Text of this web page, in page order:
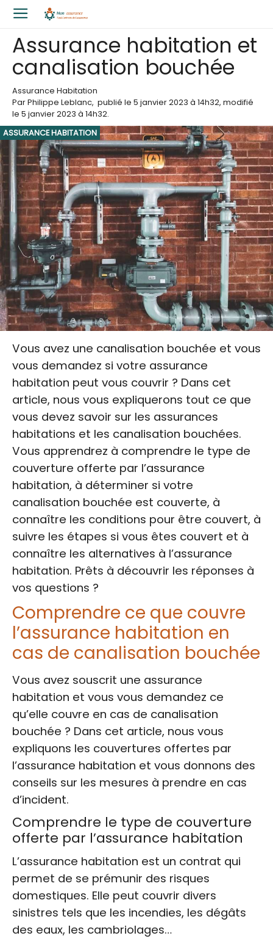
Assurance habitation et
canalisation bouchée
Assurance Habitation
ParPhilippe Leblanc, publié le 5 janvier 2023 à 14h32, modifié
le 5 janvier 2023 à 14h32.
ASSURANCE HABITATION
Vous avez une canalisation bouchée et vous
vous demandez si votre assurance
habitation peut vous couvrir ? Dans cet
article, nous vous expliquerons tout ce que
vous devez savoir sur les assurances
habitations et les canalisation bouchées.
Vous apprendrez à comprendre le type de
couverture offerte par l’assurance
habitation, à déterminer si votre
canalisation bouchée est couverte, à
connaître les conditions pour être couvert, à
suivre les étapes si vous êtes couvert et à
connaître les alternatives à l’assurance
habitation. Prêts à découvrir les réponses à
vos questions ?
Comprendre ce que couvre
l’assurance habitation en
cas de canalisation bouchée
Vous avez souscrit une assurance
habitation et vous vous demandez ce
qu’elle couvre en cas de canalisation
bouchée ? Dans cet article, nous vous
expliquons les couvertures offertes par
l’assurance habitation et vous donnons des
conseils sur les mesures à prendre en cas
d’incident.
Comprendre le type de couverture
offerte par l’assurance habitation
L’assurance habitation est un contrat qui
permet de se prémunir des risques
domestiques. Elle peut couvrir divers
sinistres tels que les incendies, les dégâts
des eaux, les cambriolages…